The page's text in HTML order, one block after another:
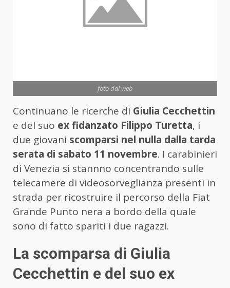
foto dal web
Continuano le ricerche di Giulia Cecchettin
e del suo ex fidanzato Filippo Turetta, i
due giovani scomparsi nel nulla dalla tarda
serata di sabato 11 novembre. I carabinieri
di Venezia si stannno concentrando sulle
telecamere di videosorveglianza presenti in
strada per ricostruire il percorso della Fiat
Grande Punto nera a bordo della quale
sono di fatto spariti i due ragazzi.
La scomparsa di Giulia
Cecchettin e del suo ex